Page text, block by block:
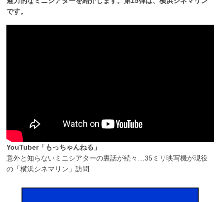
です。
YouTuber「もっちゃんねる」
意外と知らないミニシアターの裏話が続々…35ミリ映写機が現役
の「横浜シネマリン」訪問